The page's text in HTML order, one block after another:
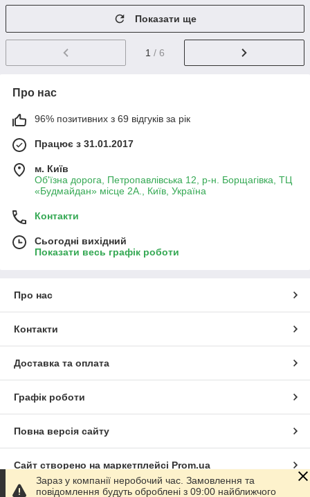
Показати ще
1 / 6
Про нас
96% позитивних з 69 відгуків за рік
Працює з 31.01.2017
м. Київ
Об'їзна дорога, Петропавлівська 12, р-н. Борщагівка, ТЦ
«Будмайдан» місце 2А., Київ, Україна
Контакти
Сьогодні вихідний
Показати весь графік роботи
Про нас
Контакти
Доставка та оплата
Графік роботи
Повна версія сайту
Сайт створено на маркетплейсі Prom.ua
Зараз у компанії неробочий час. Замовлення та
повідомлення будуть оброблені з 09:00 найближчого